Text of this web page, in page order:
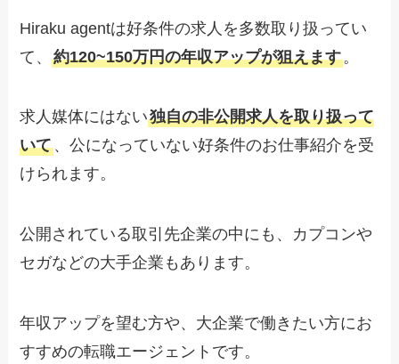
Hiraku agentは好条件の求人を多数取り扱ってい
て、約120~150万円の年収アップが狙えます。
求人媒体にはない独自の非公開求人を取り扱って
いて、公になっていない好条件のお仕事紹介を受
けられます。
公開されている取引先企業の中にも、カプコンや
セガなどの大手企業もあります。
年収アップを望む方や、大企業で働きたい方にお
すすめの転職エージェントです。